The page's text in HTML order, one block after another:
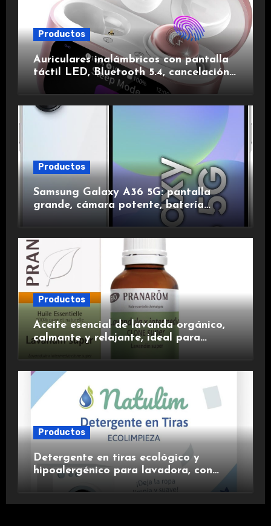
Productos
Auriculares inalámbricos con pantalla
táctil LED, Bluetooth 5.4, cancelación
de ruido, impermeables y de larga
duración.
Productos
Samsung Galaxy A36 5G: pantalla
grande, cámara potente, batería
duradera y carga rápida para una
experiencia premium.
Productos
Aceite esencial de lavanda orgánico,
calmante y relajante, ideal para
Productos
Detergente en tiras ecológico y
hipoalergénico para lavadora, con
suavizante incluido y fragancia de